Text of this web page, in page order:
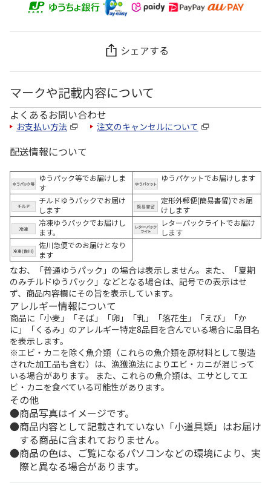
シェアする
マークや記載内容について
よくあるお問い合わせ
お支払い方法 注文のキャンセルについて
配送情報について
ゆうパック等でお届けしま
す
ゆうパケットでお届けします
チルドゆうパックでお届け
します
定形外郵便(簡易書留)でお届
けします
冷凍ゆうパックでお届けし
ます。
レターパックライトでお届け
します
佐川急便でのお届けとなり
ます
なお、「普通ゆうパック」の場合は表示しません。また、「夏期
のみチルドゆうパック」などとなる場合は、記号での表示はせ
ず、商品内容欄にその旨を表示しています。
アレルギー情報について
商品に「小麦」「そば」「卵」「乳」「落花生」「えび」「か
に」「くるみ」のアレルギー特定8品目を含んでいる場合に品目名
を表示します。
※エビ・カニを除く魚介類（これらの魚介類を原材料として製造
された加工品も含む）は、漁獲漁法によりエビ・カニが混じって
いる場合があります。 また、これらの魚介類は、エサとしてエ
ビ・カニを食べている可能性があります。
その他
商品写真はイメージです。
商品内容として記載されていない「小道具類」はお届け
する商品に含まれておりません。
商品の色は、ご覧になるパソコンなどの環境により、実
際と異なる場合があります。